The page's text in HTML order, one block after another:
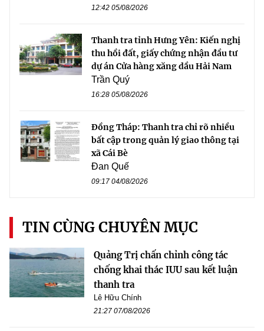
12:42 05/08/2026
Thanh tra tỉnh Hưng Yên: Kiến nghị
thu hồi đất, giấy chứng nhận đầu tư
dự án Cửa hàng xăng dầu Hải Nam
Trần Quý
16:28 05/08/2026
Đồng Tháp: Thanh tra chỉ rõ nhiều
bất cập trong quản lý giao thông tại
xã Cái Bè
Đan Quế
09:17 04/08/2026
TIN CÙNG CHUYÊN MỤC
Quảng Trị chấn chỉnh công tác
chống khai thác IUU sau kết luận
thanh tra
Lê Hữu Chính
21:27 07/08/2026